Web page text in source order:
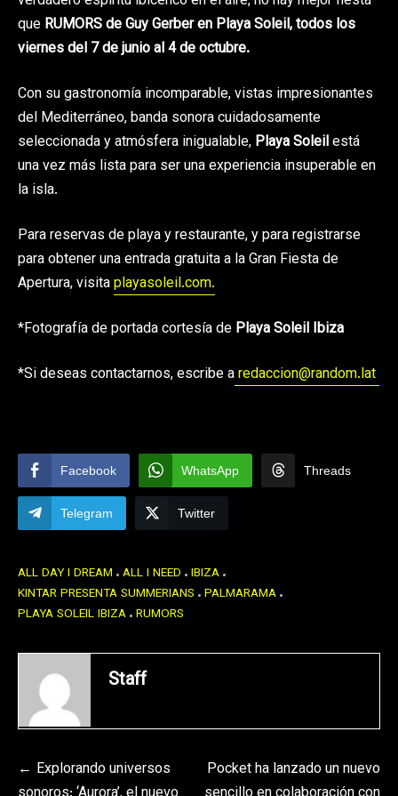
que RUMORS de Guy Gerber en Playa Soleil, todos los
viernes del 7 de junio al 4 de octubre.
Con su gastronomía incomparable, vistas impresionantes
del Mediterráneo, banda sonora cuidadosamente
seleccionada y atmósfera inigualable, Playa Soleilestá
una vez más lista para ser una experiencia insuperable en
la isla.
Para reservas de playa y restaurante, y para registrarse
para obtener una entrada gratuita a la Gran Fiesta de
Apertura, visitaplayasoleil.com.
*Fotografía de portada cortesía de Playa Soleil Ibiza
*Si deseas contactarnos, escribe aredaccion@random.lat
Facebook WhatsApp Threads
Telegram Twitter
ALL DAY I DREAM ALL I NEED IBIZA
KINTAR PRESENTA SUMMERIANS PALMARAMA
PLAYA SOLEIL IBIZA RUMORS
Staff
Navegación
Explorando universos
Pocket ha lanzado un nuevo